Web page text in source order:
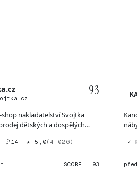
93
shop nakladatelství Svojtka
dětských a dospělých
14 ★ 5,0(4 026)
SCORE · 93
✓